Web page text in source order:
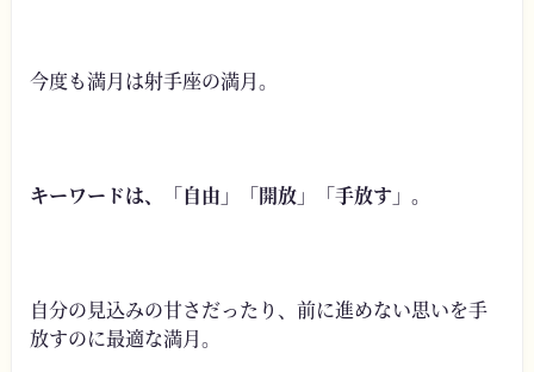
今度も満月は射手座の満月。
キーワードは、「自由」「開放」「手放す」。
自分の見込みの甘さだったり、前に進めない思いを手
放すのに最適な満月。